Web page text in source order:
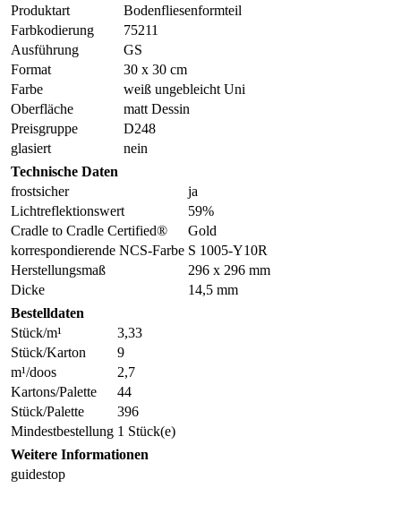
Produktart
Bodenfliesenformteil
Farbkodierung
75211
Ausführung
GS
Format
30 x 30 cm
Farbe
weiß ungebleicht Uni
Oberfläche
matt Dessin
Preisgruppe
D248
glasiert
nein
Technische Daten
frostsicher
ja
Lichtreflektionswert
59%
Cradle to Cradle Certified®
Gold
korrespondierende NCS-Farbe S 1005-Y10R
Herstellungsmaß
296 x 296 mm
Dicke
14,5 mm
Bestelldaten
Stück/m¹
3,33
Stück/Karton
9
m¹/doos
2,7
Kartons/Palette
44
Stück/Palette
396
Mindestbestellung 1 Stück(e)
Weitere Informationen
guidestop